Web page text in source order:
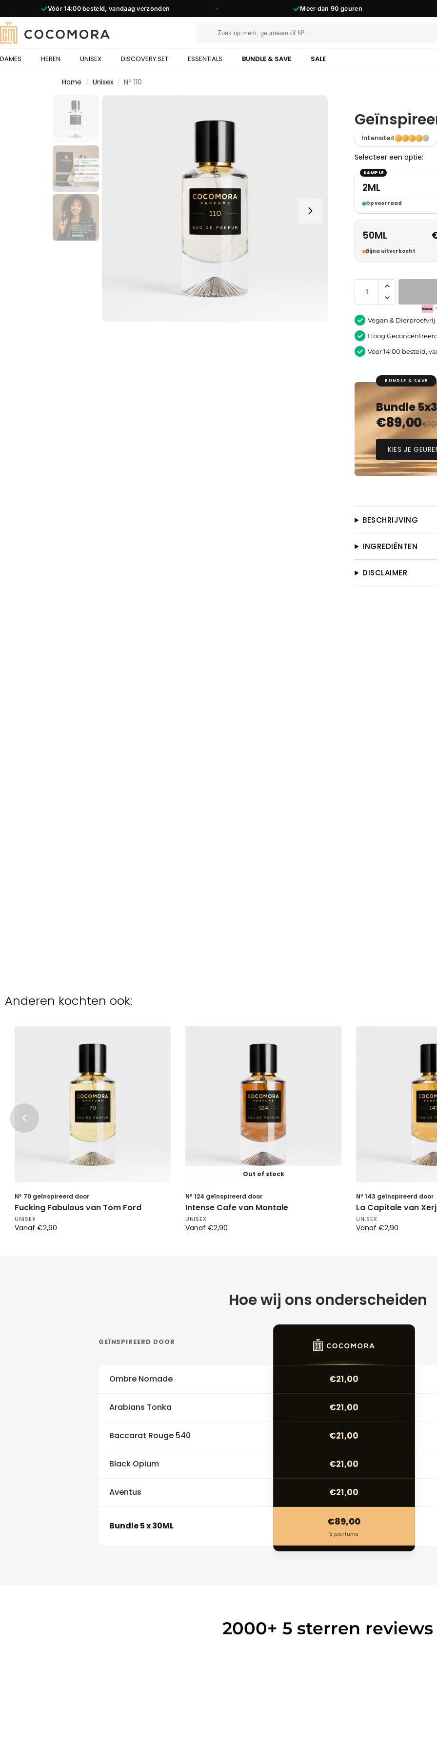
Vóór14:00besteld, vandaag verzonden ◆ Meer dan 90 geuren
DAMES HEREN UNISEX DISCOVERY SET ESSENTIALS BUNDLE & SAVE SALE
Home / Unisex / Nº 110
Intensiteit
Selecteer een optie:
SAMPLE
2ML
Op voorraad
50ML
Bijna uitverkocht
Vegan & Dierproefvrij
Hoog
Voor 14:00 besteld,
BUNDLE & SAVE
Bundle
€89,00€
KIES JE
BESCHRIJVING
INGREDIËNTEN
DISCLAIMER
Anderen kochten ook:
Nº 70 geïnspireerd door
Fucking Fabulous van Tom Ford
UNISEX
Vanaf €2,90
Out of stock
Nº 124 geïnspireerd door
Intense Cafe van Montale
UNISEX
Vanaf €2,90
Nº 143 geïnspireerd door
La Capitale van
UNISEX
Vanaf €2,90
Hoe wij ons onderscheiden
GEÏNSPIREERD DOOR
Ombre Nomade €21,00
Arabians Tonka €21,00
Baccarat Rouge 540 €21,00
Black Opium €21,00
Aventus €21,00
Bundle 5 x 30ML €89,00
5 parfums
2000+ 5 sterren reviews